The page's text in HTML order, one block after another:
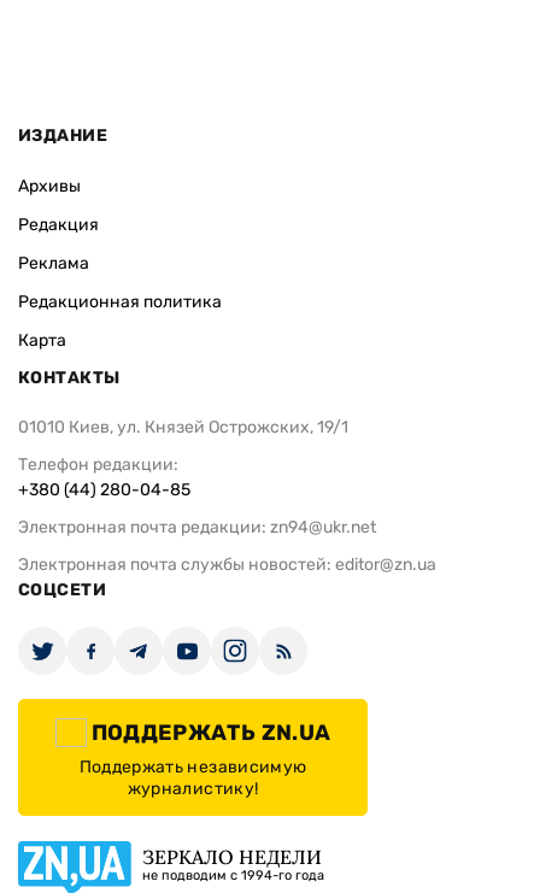
ИЗДАНИЕ
Архивы
Редакция
Реклама
Редакционная политика
Карта
КОНТАКТЫ
01010 Киев, ул. Князей Острожских, 19/1
Телефон редакции:
+380 (44) 280-04-85
Электронная почта редакции: zn94@ukr.net
Электронная почта службы новостей: editor@zn.ua
СОЦСЕТИ
ПОДДЕРЖАТЬ ZN.UA
Поддержать независимую
журналистику!
ЗЕРКАЛО НЕДЕЛИ
не подводим с 1994-го года